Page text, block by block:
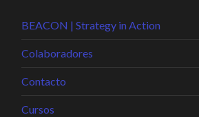
BEACON | Strategy in Action
Colaboradores
Contacto
Cursos